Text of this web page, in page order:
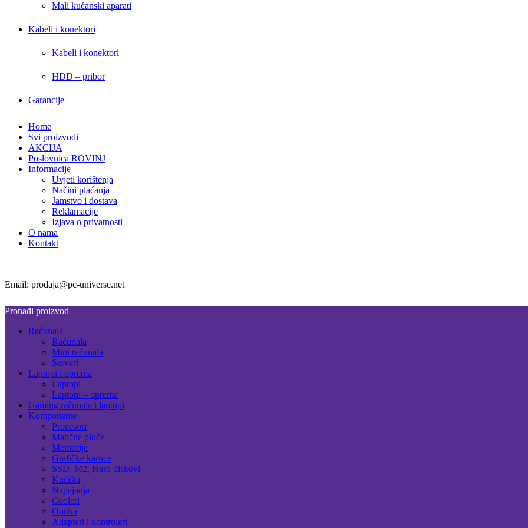
Mali kućanski aparati
Kabeli i konektori
Kabeli i konektori
HDD – pribor
Garancije
Home
Svi proizvodi
AKCIJA
Poslovnica ROVINJ
Informacije
Uvjeti korištenja
Načini plaćanja
Jamstvo i dostava
Reklamacije
Izjava o privatnosti
O nama
Kontakt
Email: prodaja@pc-universe.net
Pronađi proizvod
Računala
Računala
Mini računala
Serveri
Laptopi i oprema
Laptopi
Laptopi – oprema
Gaming računala i laptopi
Komponente
Procesori
Matične ploče
Memorije
Grafičke kartice
SSD, M2, Hard diskovi
Kućišta
Napajanja
Cooleri
Optika
Adapteri i kontroleri